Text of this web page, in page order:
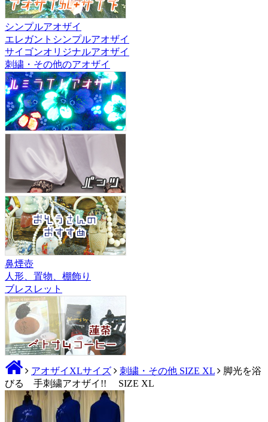
シンプルアオザイ
エレガントシンプルアオザイ
サイゴンオリジナルアオザイ
刺繍・その他のアオザイ
鼻煙壺
人形、置物、棚飾り
ブレスレット
アオザイXLサイズ 刺繍・その他 SIZE XL
脚光を浴
びる 手刺繍アオザイ!! SIZE XL